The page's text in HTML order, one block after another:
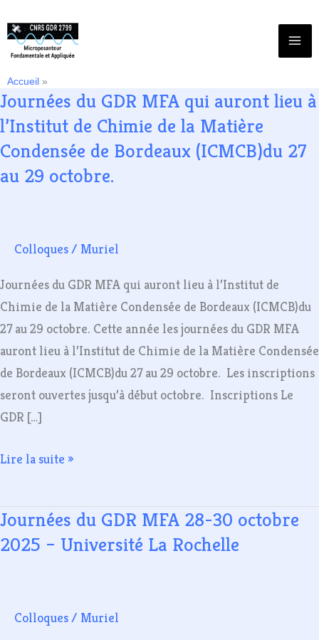
au
contenu
Accueil
Journées du GDR MFA qui auront lieu à
l’Institut de Chimie de la Matière
Condensée de Bordeaux (ICMCB)du 27
au 29 octobre.
Colloques / Muriel
Journées du GDR MFA qui auront lieu à l’Institut de
Chimie de la Matière Condensée de Bordeaux (ICMCB)du
27 au 29 octobre. Cette année les journées du GDR MFA
auront lieu à l’Institut de Chimie de la Matière Condensée
de Bordeaux (ICMCB)du 27 au 29 octobre. Les inscriptions
seront ouvertes jusqu’à début octobre. Inscriptions Le
GDR […]
Journées
du
GDR
qui
de
la
Bordeaux
au
29
Lire la suite »
Journées du GDR MFA 28-30 octobre
2025 – Université La Rochelle
Colloques/ Muriel
Journées
du